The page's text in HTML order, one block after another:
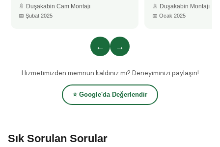
🚿 Duşakabin Cam Montajı
📅 Şubat 2025
🚿 Duşakabin Montajı
📅 Ocak 2025
← →
Hizmetimizden memnun kaldınız mı? Deneyiminizi paylaşın!
⭐ Google'da Değerlendir
Sık Sorulan Sorular